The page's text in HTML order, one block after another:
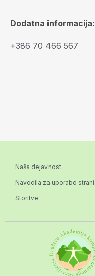
Dodatna informacija:
+386 70 466 567
Naša dejavnost
Navodila za uporabo strani
Storitve